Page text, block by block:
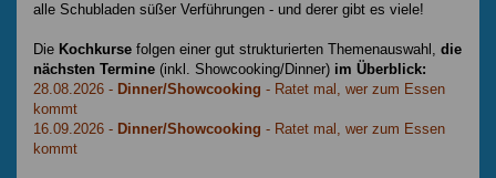
alle Schubladen süßer Verführungen - und derer gibt es viele!
Die Kochkurse folgen einer gut strukturierten Themenauswahl, die
nächsten Termine (inkl. Showcooking/Dinner) im Überblick:
28.08.2026 - Dinner/Showcooking - Ratet mal, wer zum Essen
kommt
16.09.2026 - Dinner/Showcooking - Ratet mal, wer zum Essen
kommt